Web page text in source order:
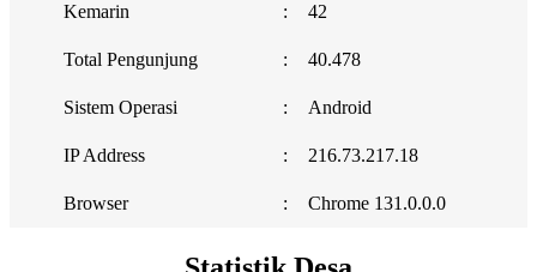
Kemarin : 42
Total Pengunjung : 40.478
Sistem Operasi : Android
IP Address : 216.73.217.18
Browser : Chrome 131.0.0.0